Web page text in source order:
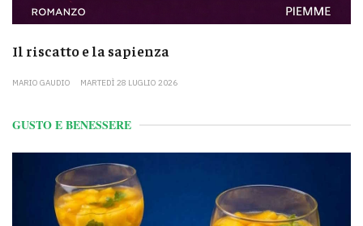
Il riscatto e la sapienza
MARIO GAUDIO MARTEDÌ 28 LUGLIO 2026
GUSTO E BENESSERE